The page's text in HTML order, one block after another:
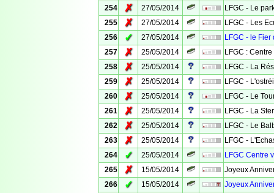
254
✗ 27/05/2014
LFGC - Le
255
✗ 27/05/2014
LFGC - Les
256
✓ 27/05/2014
LFGC - le Fier
257
✗ 25/05/2014
LFGC :
258
✗ 25/05/2014
LFGC - La
259
✗ 25/05/2014
LFGC -
260
✗ 25/05/2014
LFGC - Le
261
✗ 25/05/2014
LFGC - La
262
✗ 25/05/2014
LFGC - Le
263
✗ 25/05/2014
LFGC -
264
✓ 25/05/2014
LFGC Centre
265
✗ 15/05/2014
Joyeux
266
✓ 15/05/2014
Joyeux